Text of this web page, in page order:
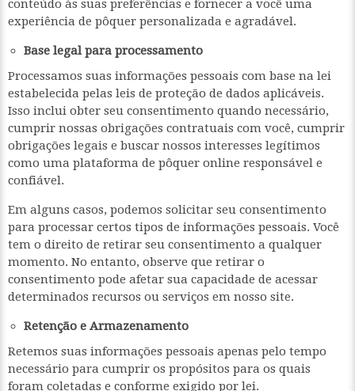
conteúdo às suas preferências e fornecer a você uma
experiência de pôquer personalizada e agradável.
Base legal para processamento
Processamos suas informações pessoais com base na lei
estabelecida pelas leis de proteção de dados aplicáveis.
Isso inclui obter seu consentimento quando necessário,
cumprir nossas obrigações contratuais com você, cumprir
obrigações legais e buscar nossos interesses legítimos
como uma plataforma de pôquer online responsável e
confiável.
Em alguns casos, podemos solicitar seu consentimento
para processar certos tipos de informações pessoais. Você
tem o direito de retirar seu consentimento a qualquer
momento. No entanto, observe que retirar o
consentimento pode afetar sua capacidade de acessar
determinados recursos ou serviços em nosso site.
Retenção e Armazenamento
Retemos suas informações pessoais apenas pelo tempo
necessário para cumprir os propósitos para os quais
foram coletadas e conforme exigido por lei.